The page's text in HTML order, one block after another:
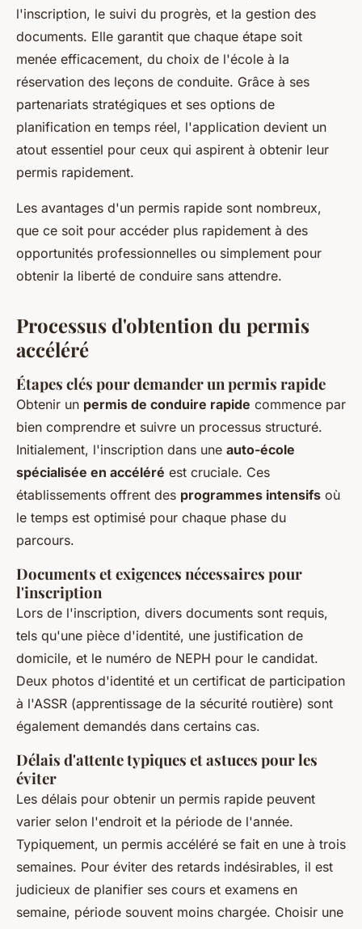
l'inscription, le suivi du progrès, et la gestion des
documents. Elle garantit que chaque étape soit
menée efficacement, du choix de l'école à la
réservation des leçons de conduite. Grâce à ses
partenariats stratégiques et ses options de
planification en temps réel, l'application devient un
atout essentiel pour ceux qui aspirent à obtenir leur
permis rapidement.
Les avantages d'un permis rapide sont nombreux,
que ce soit pour accéder plus rapidement à des
opportunités professionnelles ou simplement pour
obtenir la liberté de conduire sans attendre.
Processus d'obtention du permis
accéléré
Étapes clés pour demander un permis rapide
Obtenir un permis de conduire rapide commence par
bien comprendre et suivre un processus structuré.
Initialement, l'inscription dans une auto-école
spécialisée en accéléré est cruciale. Ces
établissements offrent des programmes intensifs où
le temps est optimisé pour chaque phase du
parcours.
Documents et exigences nécessaires pour
l'inscription
Lors de l'inscription, divers documents sont requis,
tels qu'une pièce d'identité, une justification de
domicile, et le numéro de NEPH pour le candidat.
Deux photos d'identité et un certificat de participation
à l'ASSR (apprentissage de la sécurité routière) sont
également demandés dans certains cas.
Délais d'attente typiques et astuces pour les
éviter
Les délais pour obtenir un permis rapide peuvent
varier selon l'endroit et la période de l'année.
Typiquement, un permis accéléré se fait en une à trois
semaines. Pour éviter des retards indésirables, il est
judicieux de planifier ses cours et examens en
semaine, période souvent moins chargée. Choisir une